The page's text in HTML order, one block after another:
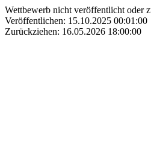
Wettbewerb nicht veröffentlicht oder
Veröffentlichen: 15.10.2025 00:01:00
Zurückziehen: 16.05.2026 18:00:00